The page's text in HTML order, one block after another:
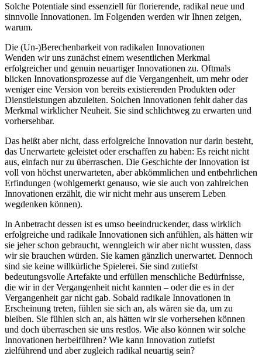
Solche Potentiale sind essenziell für florierende, radikal neue und
sinnvolle Innovationen. Im Folgenden werden wir Ihnen zeigen,
warum.
Die (Un-)Berechenbarkeit von radikalen Innovationen
Wenden wir uns zunächst einem wesentlichen Merkmal
erfolgreicher und genuin neuartiger Innovationen zu. Oftmals
blicken Innovationsprozesse auf die Vergangenheit, um mehr oder
weniger eine Version von bereits existierenden Produkten oder
Dienstleistungen abzuleiten. Solchen Innovationen fehlt daher das
Merkmal wirklicher Neuheit. Sie sind schlichtweg zu erwarten und
vorhersehbar.
Das heißt aber nicht, dass erfolgreiche Innovation nur darin besteht,
das Unerwartete geleistet oder erschaffen zu haben: Es reicht nicht
aus, einfach nur zu überraschen. Die Geschichte der Innovation ist
voll von höchst unerwarteten, aber abkömmlichen und entbehrlichen
Erfindungen (wohlgemerkt genauso, wie sie auch von zahlreichen
Innovationen erzählt, die wir nicht mehr aus unserem Leben
wegdenken können).
In Anbetracht dessen ist es umso beeindruckender, dass wirklich
erfolgreiche und radikale Innovationen sich anfühlen, als hätten wir
sie jeher schon gebraucht, wenngleich wir aber nicht wussten, dass
wir sie brauchen würden. Sie kamen gänzlich unerwartet. Dennoch
sind sie keine willkürliche Spielerei. Sie sind zutiefst
bedeutungsvolle Artefakte und erfüllen menschliche Bedürfnisse,
die wir in der Vergangenheit nicht kannten – oder die es in der
Vergangenheit gar nicht gab. Sobald radikale Innovationen in
Erscheinung treten, fühlen sie sich an, als wären sie da, um zu
bleiben. Sie fühlen sich an, als hätten wir sie vorhersehen können
und doch überraschen sie uns restlos. Wie also können wir solche
Innovationen herbeiführen? Wie kann Innovation zutiefst
zielführend und aber zugleich radikal neuartig sein?